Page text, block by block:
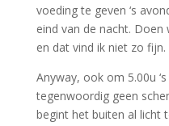
voeding te geven ‘s
eind van de nacht.
en dat vind ik niet zo fijn.
Anyway, ook om 5.00u
tegenwoordig geen
begint het buiten al licht